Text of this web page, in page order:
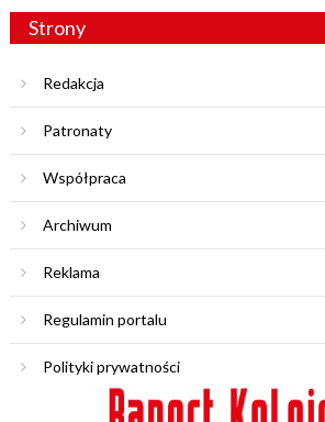
Strony
Redakcja
Patronaty
Współpraca
Archiwum
Reklama
Regulamin portalu
Polityki prywatności